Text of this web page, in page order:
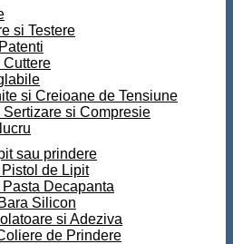
si Testere
Cuttere
si Creioane de Tensiune
si Compresie
sau prindere
Pistol de Lipit
Decapanta
Silicon
si Adeziva
de Prindere